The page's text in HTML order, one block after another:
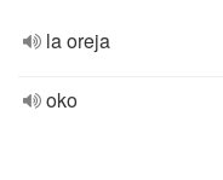
la oreja
oko